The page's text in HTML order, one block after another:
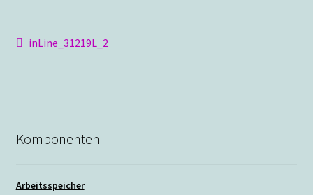
Beitragsnavigation
Vorheriger
inLine_31219L_2
Komponenten
Arbeitsspeicher